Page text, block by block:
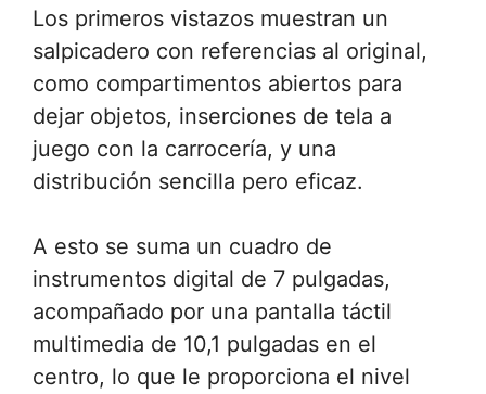
Los primeros vistazos muestran un
salpicadero con referencias al original,
como compartimentos abiertos para
dejar objetos, inserciones de tela a
juego con la carrocería, y una
distribución sencilla pero eficaz.
A esto se suma un cuadro de
instrumentos digital de 7 pulgadas,
acompañado por una pantalla táctil
multimedia de 10,1 pulgadas en el
centro, lo que le proporciona el nivel